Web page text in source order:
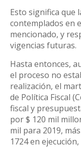
Esto significa que
contemplados en
mencionado, y
vigencias futuras.
Hasta entonces,
el proceso no
realización, el
de Política Fiscal
fiscal y
por $ 120 mil
mil para 2019,
1724 en